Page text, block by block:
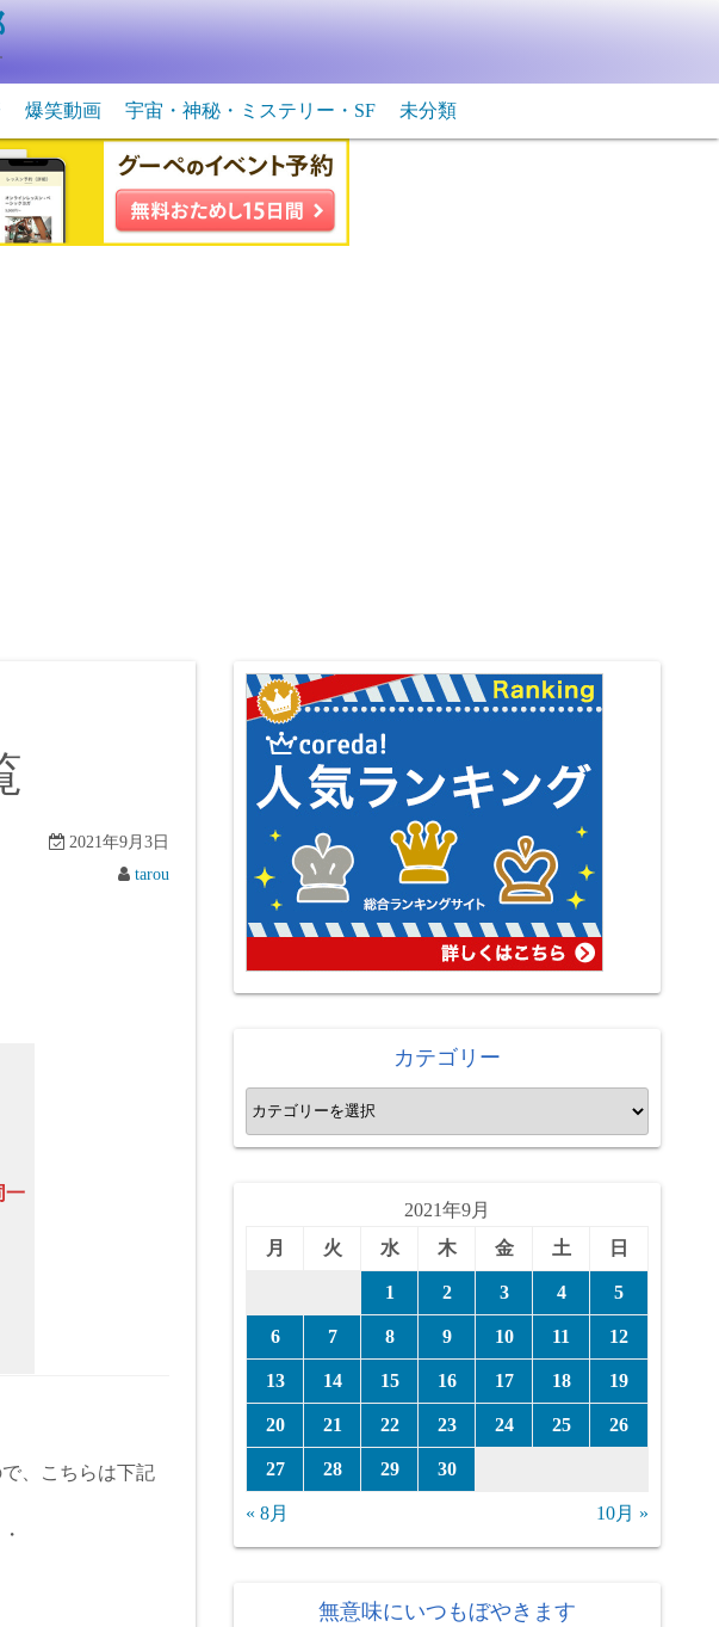
爆笑動画
動物系の爆笑動画
宇宙・神秘・ミステリー・SF
未確認生物・飛行物体
宇宙・ＳＦ
未分類
2021年9月3日
tarou
一
、こちらは下記
カテゴリー
カ
テ
2021年9月
月
火 水 木 金 土 日
1 2 3 4 5
6 7 8 9 10 11 12
13 14 15 16 17 18 19
20 21 22 23 24 25 26
27 28 29 30
« 8月 10月 »
無意味にいつもぼやきます